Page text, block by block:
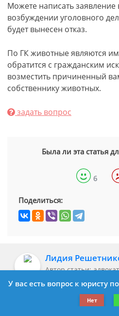
Можете написать
возбуждении уголовного
будет вынесен отказ.
По ГК животные являются
обратится с гражданским
возместить причиненный
собственнику животных.
задать вопрос
Была ли эта статья
6
Поделиться:
Лидия
Автор статьи:
Помогаю выстроить
доказательства.
У вас есть вопрос к юристу
Нет